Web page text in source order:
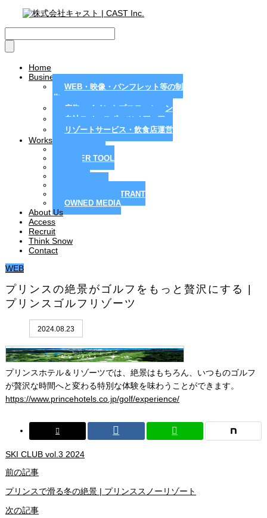
Home
Business
WEB・映像・パンフレット等の制
作
広告・イベントプロモーション
自社スノースポーツメディア
リゾートサービス・飲食店運営
Works
PAPER TOOL
RESORT / RESTRANT
OWNED MEDIA
About Us
Access
Recruit
Think Snow
Contact
WEB
プリンスの絶景がゴルフをもっと贅沢にする |
プリンスゴルフリゾーツ
2024.08.23
プリンスホテル＆リゾーツでは、絶景はもちろん、いつものゴルフ
が贅沢な時間へと変わる特別な体験を味わうことができます。
https://www.princehotels.co.jp/golf/experience/
SKI CLUB vol.3 2024
前の記事
プリンスで滑る冬の絶景 | プリンススノーリゾート
次の記事